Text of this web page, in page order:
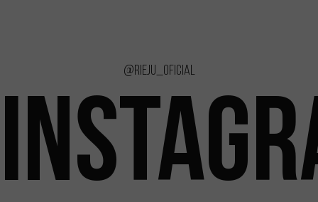
@rieju_oficial